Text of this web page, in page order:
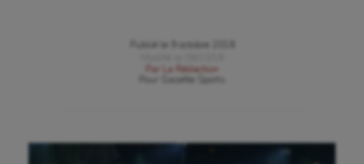
Publié le
9 octobre 2018
Par
La Rédaction
Gazette Sports